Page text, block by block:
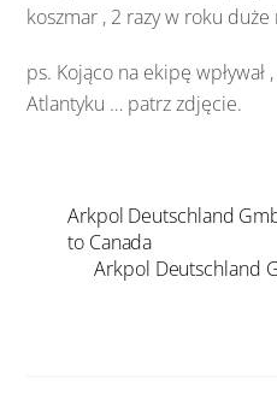
koszmar , 2 razy w roku duże
ps. Kojąco na ekipę wpływał
Atlantyku … patrz zdjęcie.
Arkpol Deutschland
to Canada
Arkpol Deutschland